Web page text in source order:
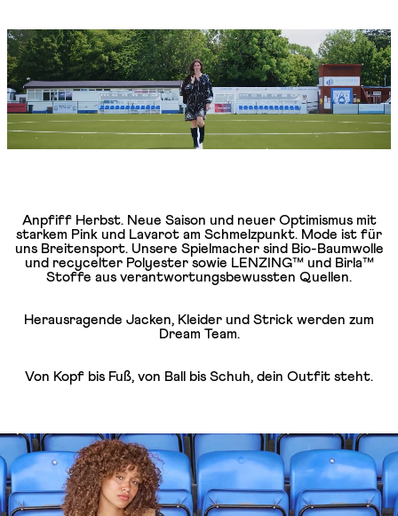
Anpfiff Herbst. Neue Saison und neuer Optimismus mit
starkem Pink und Lavarot am Schmelzpunkt. Mode ist für
uns Breitensport. Unsere Spielmacher sind Bio-Baumwolle
und recycelter Polyester sowie LENZING™ und Birla™
Stoffe aus verantwortungsbewussten Quellen.
Herausragende Jacken, Kleider und Strick werden zum
Dream Team.
Von Kopf bis Fuß, von Ball bis Schuh, dein Outfit steht.